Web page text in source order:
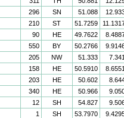
296 SN 51.088
210 ST 51.7259
90 HE 49.7622
550 BY 50.2766
205 NW 51.333
158 HE 50.5910
203 HE 50.602
340 HE 50.966
12 SH 54.827
1 SH 53.7970